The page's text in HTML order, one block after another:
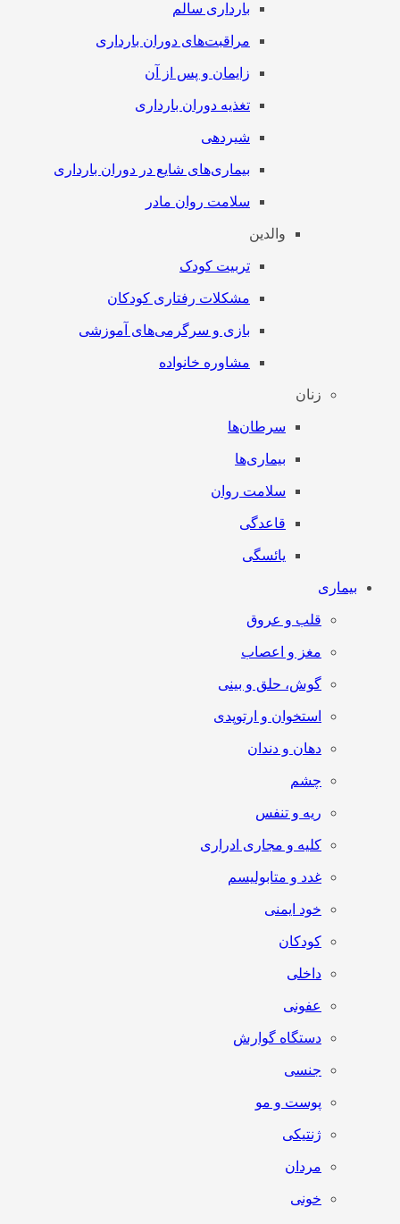
بارداری سالم
مراقبت‌های دوران بارداری
زایمان و پس از آن
تغذیه دوران بارداری
شیردهی
بیماری‌های شایع در دوران بارداری
سلامت روان مادر
والدین
تربیت کودک
مشکلات رفتاری کودکان
بازی و سرگرمی‌های آموزشی
مشاوره خانواده
زنان
سرطان‌‌ها
بیماری‌ها
سلامت روان
قاعدگی
یائسگی
بیماری
قلب و عروق
مغز و اعصاب
گوش، حلق و بینی
استخوان و ارتوپدی
دهان و دندان
چشم
ریه و تنفس
کلیه و مجاری ادراری
غدد و متابولیسم
خود ایمنی
کودکان
داخلی
عفونی
دستگاه گوارش
جنسی
پوست و مو
ژنتیکی
مردان
خونی